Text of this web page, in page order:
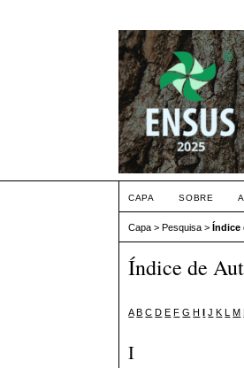
CAPA SOBRE
Capa >Pesquisa >Índice
Índice de
A B C D E F G H I J K L M
I